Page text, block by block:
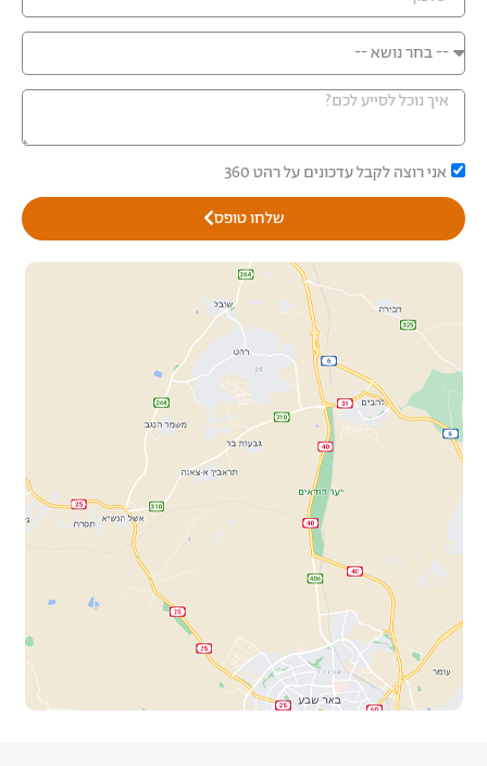
אני רוצה לקבל עדכונים על רהט 360
שלחו טופס